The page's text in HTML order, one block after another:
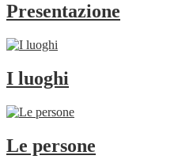
Presentazione
I luoghi
Le persone